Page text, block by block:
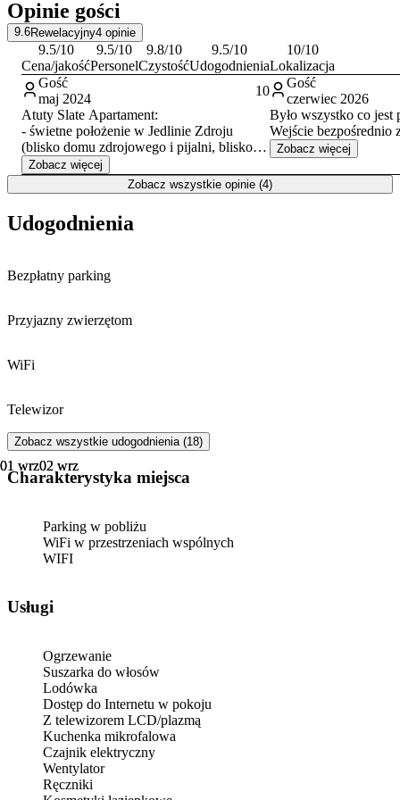
Opinie gości
9.6Rewelacyjny4 opinie
9.5/10
Cena/jakość
9.5/10
Personel
9.8/10
Czystość
9.5/10
Udogodnienia
10/10
Lokalizacja
Gość
maj 2024
10
Atuty Slate Apartament:
- świetne położenie w Jedlinie Zdroju
(blisko domu zdrojowego i pijalni, blisko
do pięknego parku z fontanną
multimedialną, blisko do sklepu, w pobliżu
parking, łatwo wyjść na szlaki); - stosunek
ciekawa aranżacja wnętrza i wyposażenie; -
Zobacz więcej
Gość
czerwiec 2026
Było wszystko co jest
Wejście bezpośrednio
Zobacz więcej
Zobacz wszystkie opinie (4)
01 wrz02 wrz
01 wrz02 wrz
Udogodnienia
Bezpłatny parking
Przyjazny zwierzętom
WiFi
Telewizor
Zobacz wszystkie udogodnienia (18)
Charakterystyka miejsca
Parking w pobliżu
WiFi w przestrzeniach wspólnych
WIFI
Usługi
Ogrzewanie
Suszarka do włosów
Lodówka
Dostęp do Internetu w pokoju
Z telewizorem LCD/plazmą
Kuchenka mikrofalowa
Czajnik elektryczny
Wentylator
Ręczniki